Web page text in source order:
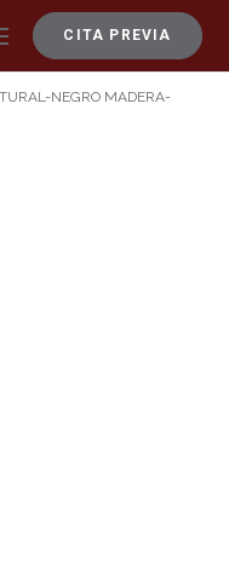
CITA PREVIA
NEGRO MADERA-